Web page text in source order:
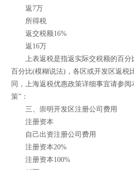
返7万
所得税
返交税额16%
返16万
上表返税是指返实际交税额的百分
百分比(模糊说法)，各区或开发区返税
同，上海返税优惠政策详细事宜请参
策”：
三、崇明开发区注册公司费用
注册资本
自己出资注册公司费用
注册资本20%
注册资本100%